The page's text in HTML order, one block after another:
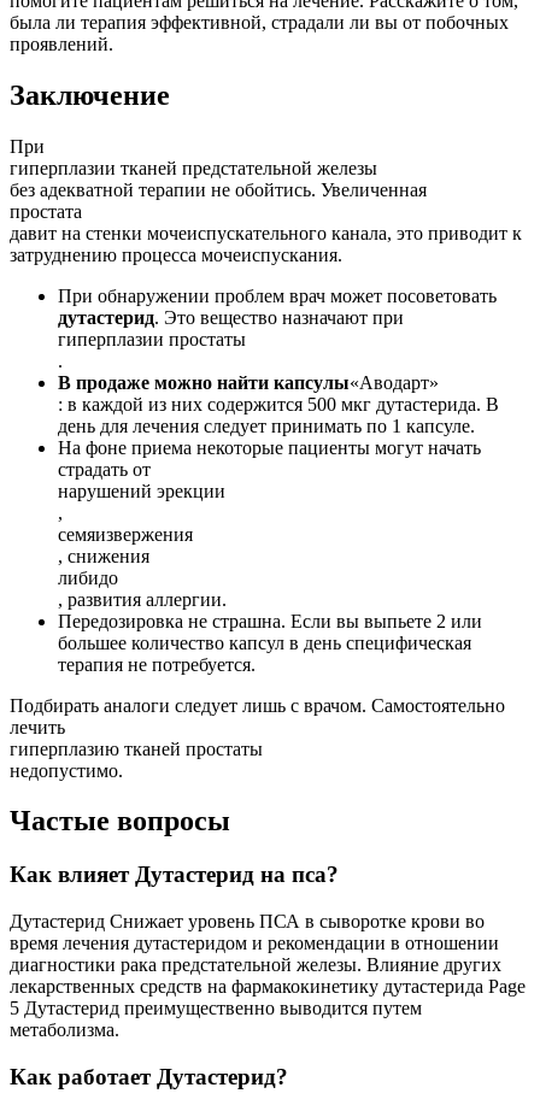
была ли терапия эффективной, страдали ли вы от побочных
проявлений.
Заключение
При
гиперплазии тканей предстательной железы
без адекватной терапии не обойтись. Увеличенная
простата
давит на стенки мочеиспускательного канала, это приводит к
затруднению процесса мочеиспускания.
При обнаружении проблем врач может посоветовать
дутастерид. Это вещество назначают при
гиперплазии простаты
.
В продаже можно найти капсулы«Аводарт»
: в каждой из них содержится 500 мкг дутастерида. В
день для лечения следует принимать по 1 капсуле.
На фоне приема некоторые пациенты могут начать
страдать от
нарушений эрекции
,
семяизвержения
, снижения
либидо
, развития аллергии.
Передозировка не страшна. Если вы выпьете 2 или
большее количество капсул в день специфическая
терапия не потребуется.
Подбирать аналоги следует лишь с врачом. Самостоятельно
лечить
гиперплазию тканей простаты
недопустимо.
Частые вопросы
Как влияет Дутастерид на пса?
Дутастерид Снижает уровень ПСА в сыворотке крови во
время лечения дутастеридом и рекомендации в отношении
диагностики рака предстательной железы. Влияние других
лекарственных средств на фармакокинетику дутастерида Page
5 Дутастерид преимущественно выводится путем
метаболизма.
Как работает Дутастерид?